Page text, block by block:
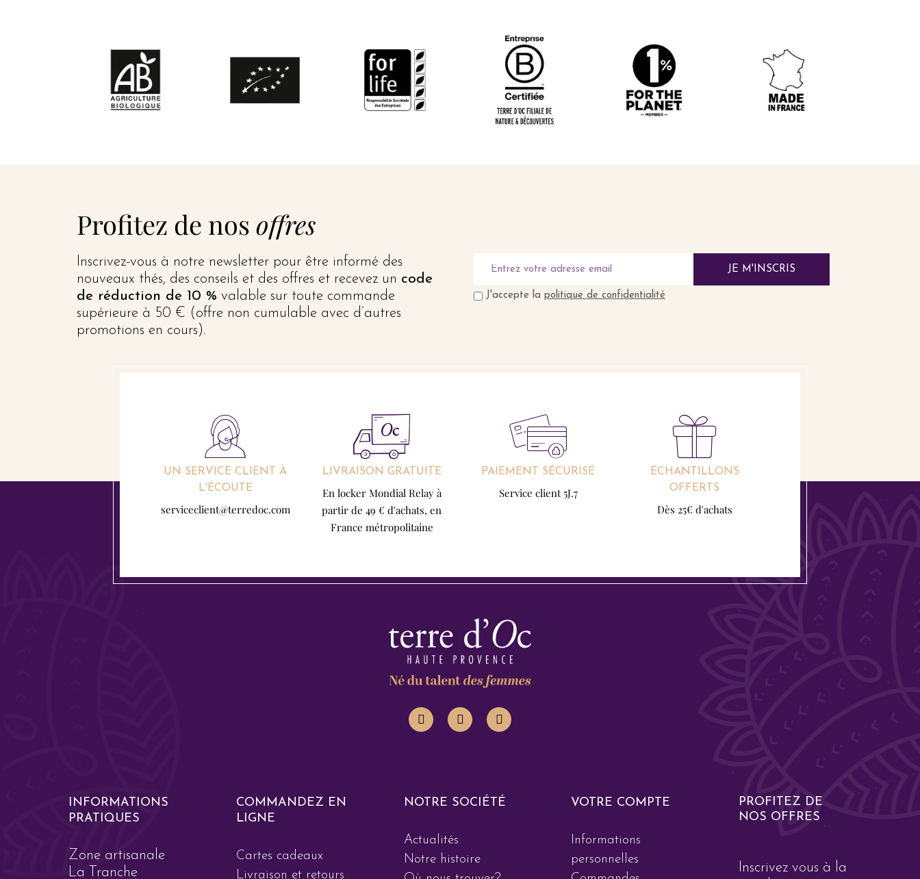
Profitez de nosoffres
Inscrivez-vous à notre newsletter pour être informé des
nouveaux thés, des conseils et des offres et recevez un code
de réduction de 10 % valable sur toute commande
supérieure à 50 € (offre non cumulable avec d’autres
promotions en cours).
JE M'INSCRIS
J'accepte la politique de confidentialité
UN SERVICE CLIENT À
L'ÉCOUTE
serviceclient@terredoc.com
LIVRAISON GRATUITE
En locker Mondial Relay à
partir de 49 € d'achats, en
France métropolitaine
PAIEMENT SÉCURISÉ
Service client 5J.7
ÉCHANTILLONS
OFFERTS
Dès 25€ d'achats
INFORMATIONS
PRATIQUES
Zone artisanale
La Tranche
COMMANDEZ EN
LIGNE
Cartes cadeaux
Livraison et retours
NOTRE SOCIÉTÉ
Actualités
Notre histoire
VOTRE COMPTE
Informations
personnelles
PROFITEZ DE
NOS OFFRES
Inscrivez vous à la